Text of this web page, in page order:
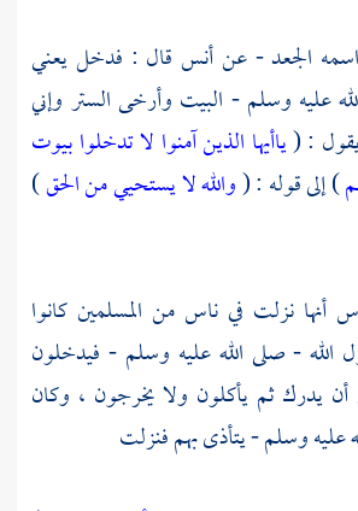
الجعد- عنأنس قال : فدخل يعني
عليه وسلم - البيت وأرخى الستر وإني
: (ياأيها الذين آمنوا لا تدخلوا بيوت
) إلى قوله : (والله لا يستحيي من الحق)
أنها نزلت في ناس من المسلمين كانوا
الله - صلى الله عليه وسلم - فيدخلون
أن يدرك ثم يأكلون ولا يخرجون ، وكان
عليه وسلم - يتأذى بهم فنزلت